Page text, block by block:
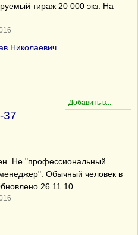
тираж 20 000 экз. На
Николаевич
37
Не "профессиональный
Обычный человек в
26.11.10